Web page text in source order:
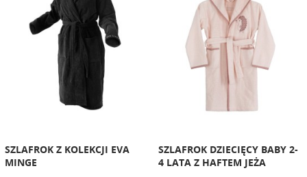
SZLAFROK Z KOLEKCJI EVA
MINGE
SZLAFROK DZIECIĘCY BABY 2-
4 LATA Z HAFTEM JEŻA